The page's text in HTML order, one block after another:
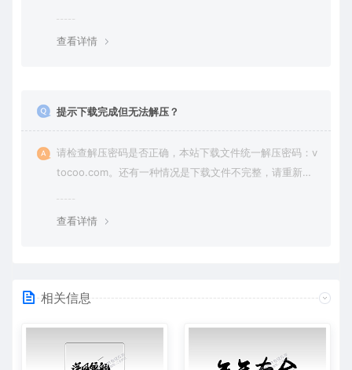
查看详情
提示下载完成但无法解压？
请检查解压密码是否正确，本站下载文件统一解压密码：v
tocoo.com。还有一种情况是下载文件不完整，请重新下
查看详情
相关信息